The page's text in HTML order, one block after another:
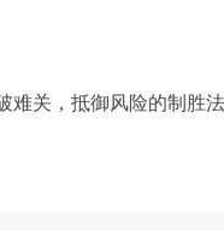
关，抵御风险的制胜